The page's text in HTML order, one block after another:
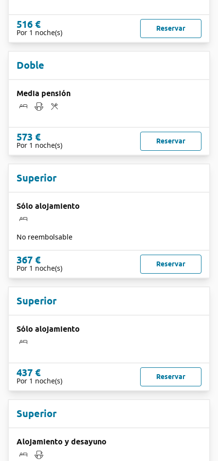
516 €
Por 1 noche(s) Reservar
Doble
Media pensión
573 €
Por 1 noche(s) Reservar
Superior
Sólo alojamiento
No reembolsable
367 €
Por 1 noche(s) Reservar
Superior
Sólo alojamiento
437 €
Por 1 noche(s) Reservar
Superior
Alojamiento y desayuno